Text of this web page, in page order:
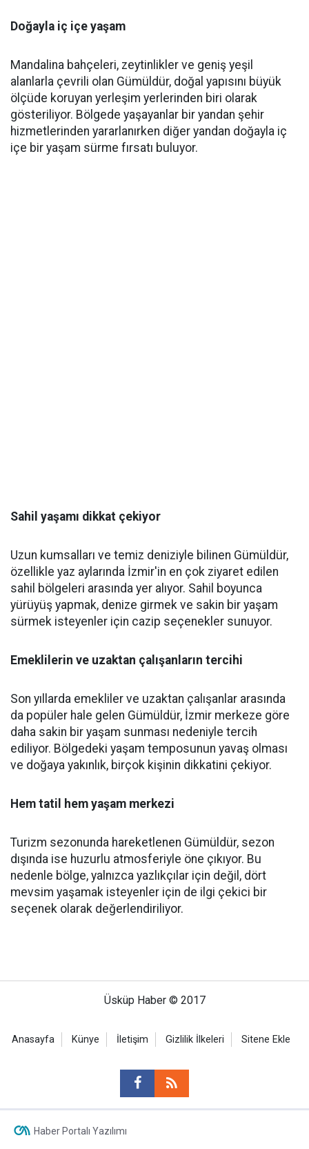
Doğayla iç içe yaşam
Mandalina bahçeleri, zeytinlikler ve geniş yeşil
alanlarla çevrili olan Gümüldür, doğal yapısını büyük
ölçüde koruyan yerleşim yerlerinden biri olarak
gösteriliyor. Bölgede yaşayanlar bir yandan şehir
hizmetlerinden yararlanırken diğer yandan doğayla iç
içe bir yaşam sürme fırsatı buluyor.
Sahil yaşamı dikkat çekiyor
Uzun kumsalları ve temiz deniziyle bilinen Gümüldür,
özellikle yaz aylarında İzmir'in en çok ziyaret edilen
sahil bölgeleri arasında yer alıyor. Sahil boyunca
yürüyüş yapmak, denize girmek ve sakin bir yaşam
sürmek isteyenler için cazip seçenekler sunuyor.
Emeklilerin ve uzaktan çalışanların tercihi
Son yıllarda emekliler ve uzaktan çalışanlar arasında
da popüler hale gelen Gümüldür, İzmir merkeze göre
daha sakin bir yaşam sunması nedeniyle tercih
ediliyor. Bölgedeki yaşam temposunun yavaş olması
ve doğaya yakınlık, birçok kişinin dikkatini çekiyor.
Hem tatil hem yaşam merkezi
Turizm sezonunda hareketlenen Gümüldür, sezon
dışında ise huzurlu atmosferiyle öne çıkıyor. Bu
nedenle bölge, yalnızca yazlıkçılar için değil, dört
mevsim yaşamak isteyenler için de ilgi çekici bir
seçenek olarak değerlendiriliyor.
Üsküp Haber © 2017
Anasayfa Künye İletişim Gizlilik İlkeleri Sitene Ekle
Haber Portalı Yazılımı